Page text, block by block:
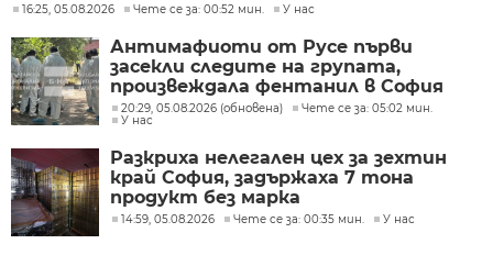
16:25, 05.08.2026 Чете се за: 00:52 мин. У нас
Антимафиоти от Русе първи
засекли следите на групата,
произвеждала фентанил в София
20:29, 05.08.2026 (обновена)
Чете се за: 05:02 мин.
У нас
Разкриха нелегален цех за зехтин
край София, задържаха 7 тона
продукт без марка
14:59, 05.08.2026 Чете се за: 00:35 мин. У нас